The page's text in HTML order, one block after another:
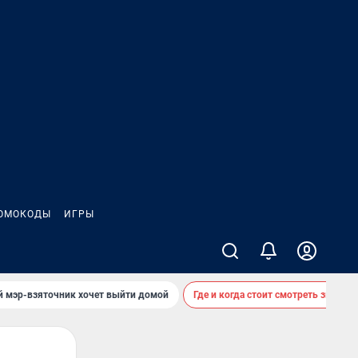
ИГРЫ
мэр-взяточник хочет выйти домой Где и когда стоит смотреть